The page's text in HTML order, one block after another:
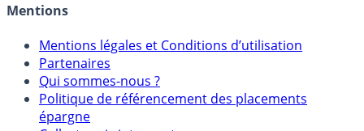
Mentions
Mentions légales et Conditions d’utilisation
Partenaires
Qui sommes-nous ?
Politique de référencement des placements
épargne